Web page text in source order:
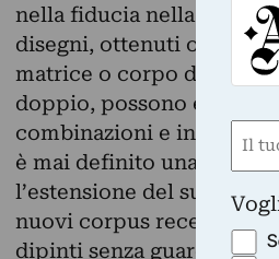
nella fiducia nella
disegni, ottenuti o
matrice o corpo
doppio, possono essere
combinazioni e
è mai definito una volta
l’estensione del supporto
nuovi corpus recenti
dipinti senza guardare di
Nome